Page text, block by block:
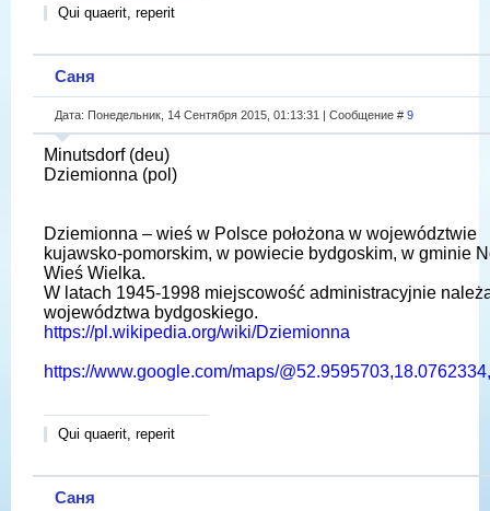
Qui quaerit, reperit
Саня
Дата: Понедельник, 14 Сентября 2015, 01:13:31 | Сообщение # 9
Minutsdorf (deu)
Dziemionna (pol)
Dziemionna – wieś w Polsce położona w województwie
kujawsko-pomorskim, w powiecie bydgoskim, w gminie
Wieś Wielka.
W latach 1945-1998 miejscowość administracyjnie
województwa bydgoskiego.
https://pl.wikipedia.org/wiki/Dziemionna
https://www.google.com/maps/
Qui quaerit, reperit
Саня